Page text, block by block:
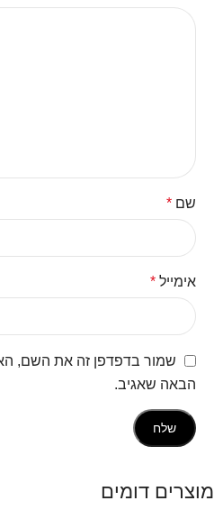
שם *
אימייל *
שמור בדפדפן זה את השם,
הבאה שאגיב.
מוצרים דומים